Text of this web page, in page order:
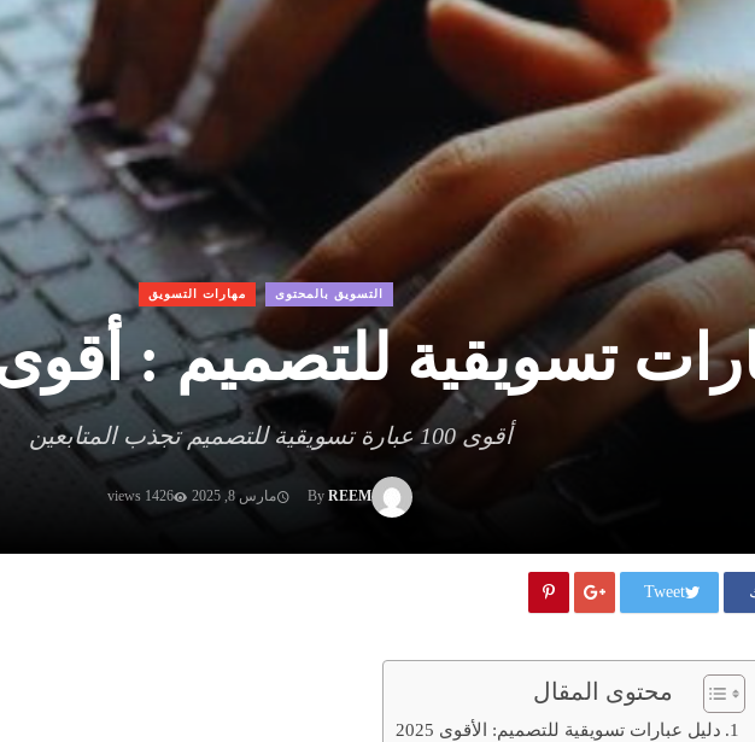
التسويق بالمحتوى مهارات التسويق
تسويقية للتصميم : أقوى 100
أقوى 100 عبارة تسويقية للتصميم تجذب المتابعين
ByREEM مارس 8, 2025 1426 views
Tweet
محتوى المقال
دليل عبارات تسويقية للتصميم: الأقوى 2025